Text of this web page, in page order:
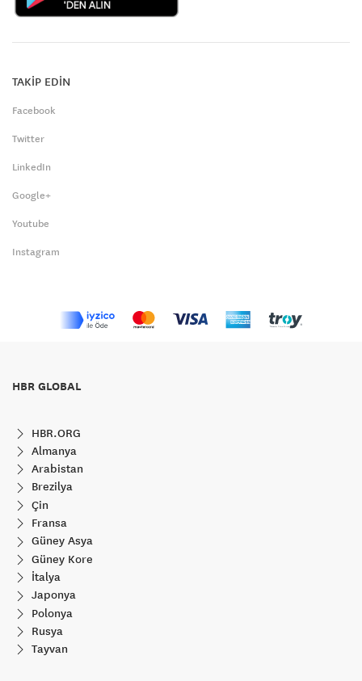
TAKİP EDİN
Facebook
Twitter
LinkedIn
Google+
Youtube
Instagram
HBR GLOBAL
HBR.ORG
Almanya
Arabistan
Brezilya
Çin
Fransa
Güney Asya
Güney Kore
İtalya
Japonya
Polonya
Rusya
Tayvan